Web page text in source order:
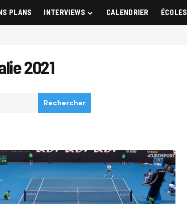
PLANS INTERVIEWS CALENDRIER ÉCOLES
2021
Rechercher